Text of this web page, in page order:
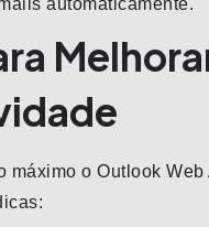
máximo o Outlook Web